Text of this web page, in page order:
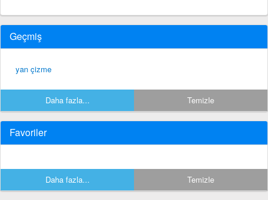
Geçmiş
yan çizme
Daha fazla... Temizle
Favoriler
Daha fazla... Temizle